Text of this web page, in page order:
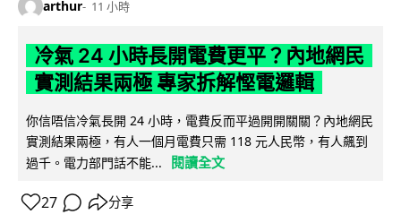
arthur 11 小時
冷氣 24 小時長開電費更平？內地網民
實測結果兩極 專家拆解慳電邏輯
你信唔信冷氣長開 24 小時，電費反而平過開開關關？內地網民
實測結果兩極，有人一個月電費只需 118 元人民幣，有人飆到
過千。電力部門話不能...
閱讀全文
27 分享